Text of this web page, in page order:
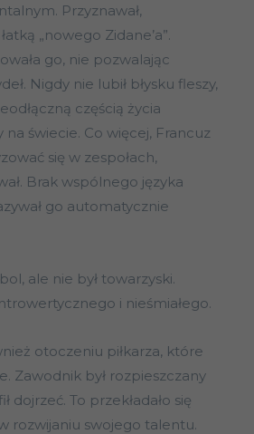
Przyznawał,
„nowego Zidane’a”.
go, nie pozwalając
Nigdy nie lubił błysku fleszy,
częścią życia
na świecie. Co więcej, Francuz
się w zespołach,
Brak wspólnego języka
go automatycznie
ale nie był towarzyski.
i nieśmiałego.
otoczeniu piłkarza, które
Zawodnik był rozpieszczany
dojrzeć. To przekładało się
rozwijaniu swojego talentu.